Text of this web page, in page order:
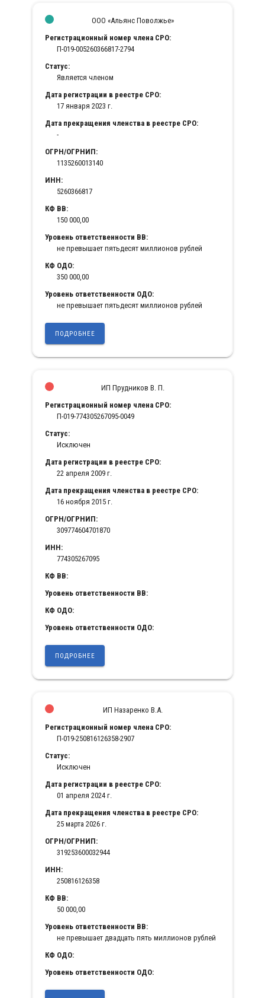
ООО «Альянс Поволжье»
Регистрационный номер члена СРО:
П-019-005260366817-2794
Статус:
Является членом
Дата регистрации в реестре СРО:
17 января 2023 г.
Дата прекращения членства в реестре СРО:
-
ОГРН/ОГРНИП:
1135260013140
ИНН:
5260366817
КФ ВВ:
150 000,00
Уровень ответственности ВВ:
не превышает пятьдесят миллионов рублей
КФ ОДО:
350 000,00
Уровень ответственности ОДО:
не превышает пятьдесят миллионов рублей
ПОДРОБНЕЕ
ИП Прудников В. П.
Регистрационный номер члена СРО:
П-019-774305267095-0049
Статус:
Исключен
Дата регистрации в реестре СРО:
22 апреля 2009 г.
Дата прекращения членства в реестре СРО:
16 ноября 2015 г.
ОГРН/ОГРНИП:
309774604701870
ИНН:
774305267095
КФ ВВ:
Уровень ответственности ВВ:
КФ ОДО:
Уровень ответственности ОДО:
ПОДРОБНЕЕ
ИП Назаренко В.А.
Регистрационный номер члена СРО:
П-019-250816126358-2907
Статус:
Исключен
Дата регистрации в реестре СРО:
01 апреля 2024 г.
Дата прекращения членства в реестре СРО:
25 марта 2026 г.
ОГРН/ОГРНИП:
319253600032944
ИНН:
250816126358
КФ ВВ:
50 000,00
Уровень ответственности ВВ:
не превышает двадцать пять миллионов рублей
КФ ОДО:
Уровень ответственности ОДО: